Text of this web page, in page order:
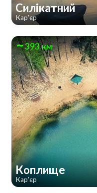
Силікатний
Кар'єр
393 км
Коплище
Кар'єр